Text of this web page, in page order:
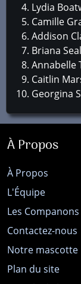
Lydia
Camille
Addison
Briana Seal
Annabelle
Caitlin
Georgina
À Propos
À Propos
L'Équipe
Les
Contactez-nous
Notre mascotte
Plan du site